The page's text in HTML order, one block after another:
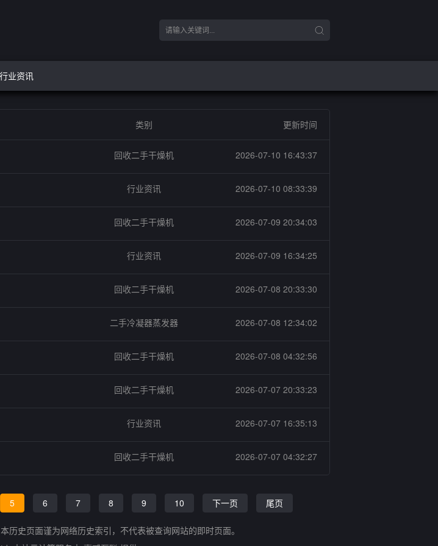
行业资讯
类别 更新时间
回收二手干燥机 2026-07-10 16:43:37
行业资讯 2026-07-10 08:33:39
回收二手干燥机 2026-07-09 20:34:03
行业资讯 2026-07-09 16:34:25
回收二手干燥机 2026-07-08 20:33:30
二手冷凝器蒸发器 2026-07-08 12:34:02
回收二手干燥机 2026-07-08 04:32:56
回收二手干燥机 2026-07-07 20:33:23
行业资讯 2026-07-07 16:35:13
回收二手干燥机 2026-07-07 04:32:27
5 6 7 8 9 10 下一页 尾页
史页面谨为网络历史索引，不代表被查询网站的即时页面。